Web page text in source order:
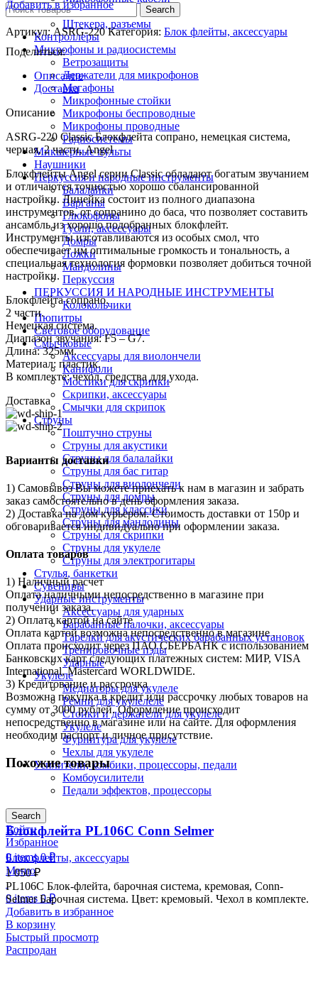
Переходники
Штекера, разъемы
Контроллеры
Микрофоны и радиосистемы
Ветрозащиты
Держатели для микрофонов
Мегафоны
Микрофонные стойки
Микрофоны беспроводные
Микрофоны проводные
Радиосистемы
Микшерные пульты
Наушники
Перкуссия и народные инструменты
Балалайки
Варганы
Глюкофоны
Гусли, аксессуары
Домры
Ложки
Мандолины
Перкуссия
ПЕРКУССИЯ И НАРОДНЫЕ ИНСТРУМЕНТЫ
Колокольчики
Пюпитры
Световое оборудование
Смычковые
Аксессуары для виолончели
Канифоли
Мостики для скрипки
Скрипки, аксессуары
Смычки для скрипок
Струны
Поштучно струны
Струны для акустики
Струны для балалайки
Струны для бас гитар
Струны для виолончели
Струны для домры
Струны для классики
Струны для мандолины
Струны для скрипки
Струны для укулеле
Струны для электрогитары
Стулья, банкетки
Сувениры
Ударные инструменты
Аксессуары для ударных
Барабанные палочки, аксессуары
Тарелки для акустических барабанных установок
Тренировочные пэды
Ударные
Укулеле
Медиаторы для укулеле
Ремни для укулелеле
Стойки и держатели для укулеле
Укулеле
Фурнитура для укулеле
Чехлы для укулеле
Усилители, комбики, процессоры, педали
Комбоусилители
Педали эффектов, процессоры
Search
Войти
Избранное
0items 0₽
Меню
0items 0₽
Search
Добавить в избранное
Артикул: ASRG-220Категория: Блок флейты, аксессуары
Поделиться:
Описание
Доставка
Описание
ASRG-220 Classic Блокфлейта сопрано, немецкая система,
черная, 2 части, Angel
Блокфлейты Angel серии Classic обладают богатым звучанием
и отличаются точностью хорошо сбалансированной
настройки. Линейка состоит из полного диапазона
инструментов, от сопранино до баса, что позволяет составить
ансамбль из хорошо подобранных блокфлейт.
Инструменты изготавливаются из особых смол, что
обеспечивает им оптимальные громкость и тональность, а
специальная технология формовки позволяет добиться точной
настройки.
Блокфлейта сопрано.
2 части.
Немецкая система.
Диапазон звучания: F5 – G7.
Длина: 325мм.
Материал: пластик.
В комплекте: чехол, средства для ухода.
Доставка
Варианты доставки
1) Самовывоз Вы можете приехать к нам в магазин и забрать
заказ самостоятельно в день оформления заказа.
2) Доставка на дом курьером. Стоимость доставки от 150р и
обговаривается индивидуально при оформлении заказа.
Оплата товаров
1) Наличный расчет
Оплата наличными непосредственно в магазине при
получении заказа.
2) Оплата картой на сайте
Оплата картой возможна непосредственно в магазине .
Оплата происходит через ПАО СБЕРБАНК с использованием
Банковских карт следующих платежных систем: МИР, VISA
International, Mastercard WORLDWIDE.
3) Кредитование и рассрочка
Возможна покупка в кредит или рассрочку любых товаров на
сумму от 3000 рублей. Оформление происходит
непосредственно в магазине или на сайте. Для оформления
необходим паспорт и личное присутствие.
Похожие товары
Блокфлейта PL106C Conn Selmer
Блок флейты, аксессуары
1 050₽
PL106C Блок-флейта, барочная система, кремовая, Conn-
Selmer Барочная система. Цвет: кремовый. Чехол в комплекте.
Добавить в избранное
В корзину
Быстрый просмотр
Распродан